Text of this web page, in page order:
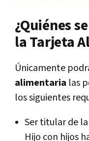
¿Quiénes
la Tarjeta
Únicamente
alimentaria las
los siguientes
Ser titular de
Hijo con hijos